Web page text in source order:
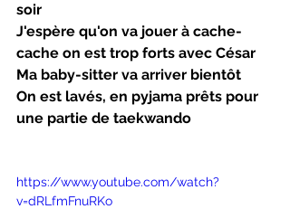
soir
J'espère qu'on va jouer à cache-
cache on est trop forts avec César
Ma baby-sitter va arriver bientôt
On est lavés, en pyjama prêts pour
une partie de taekwando
https://www.youtube.com/watch?
v=dRLfmFnuRKo